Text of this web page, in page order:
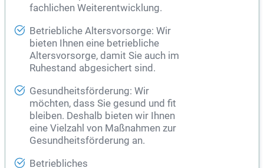
fachlichen Weiterentwicklung.
Betriebliche Altersvorsorge: Wir
bieten Ihnen eine betriebliche
Altersvorsorge, damit Sie auch im
Ruhestand abgesichert sind.
Gesundheitsförderung: Wir
möchten, dass Sie gesund und fit
bleiben. Deshalb bieten wir Ihnen
eine Vielzahl von Maßnahmen zur
Gesundheitsförderung an.
Betriebliches